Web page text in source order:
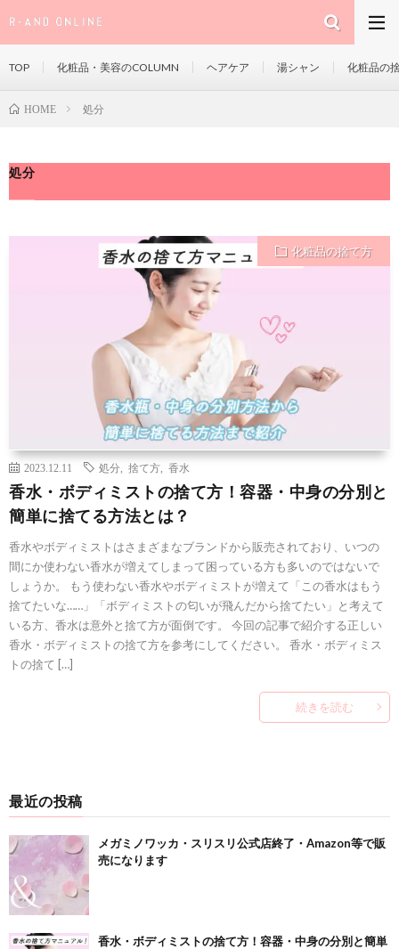
TOP 化粧品・美容のCOLUMN ヘアケア 湯シャン 化粧品の
HOME 処分
処分
化粧品の捨て方
2023.12.11 処分 捨て方 香水
香水・ボディミストの捨て方！容器・中身の分別と
簡単に捨てる方法とは？
香水やボディミストはさまざまなブランドから販売されており、いつの
間にか使わない香水が増えてしまって困っている方も多いのではないで
しょうか。 もう使わない香水やボディミストが増えて「この香水はもう
捨てたいな……」「ボディミストの匂いが飛んだから捨てたい」と考えて
いる方、香水は意外と捨て方が面倒です。 今回の記事で紹介する正しい
香水・ボディミストの捨て方を参考にしてください。 香水・ボディミス
トの捨て […]
続きを読む
最近の投稿
メガミノワッカ・スリスリ公式店終了・Amazon等で販
売になります
香水・ボディミストの捨て方！容器・中身の分別と簡単